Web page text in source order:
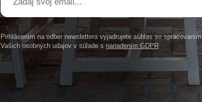
Prihlásením na odber newslettera vyjadrujete súhlas so spracovaním
Vašich osobných udajov v súlade s nariadením GDPR